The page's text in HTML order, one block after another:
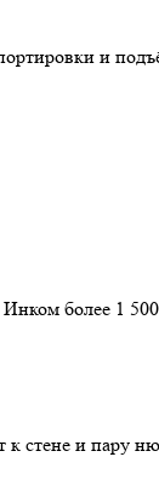
и
более 1
стене и пару